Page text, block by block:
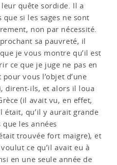
quête sordide. Il a
si les sages ne sont
non par nécessité.
sa pauvreté, il
je vous montre qu’il est
ce que je juge ne pas en
vous l’objet d’une
dirent-ils, et alors il loua
(il avait vu, en effet,
était, qu’il y aurait grande
que les années
trouvée fort maigre), et
ce qu’il avait eu à
en une seule année de